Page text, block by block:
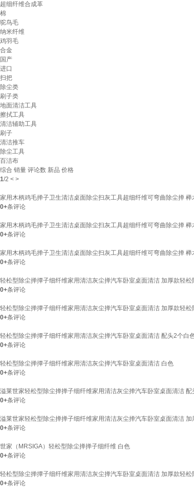
超细纤维合成革
棉
驼鸟毛
纳米纤维
鸡羽毛
合金
国产
进口
扫把
除尘类
刷子类
地面清洁工具
擦拭工具
清洁辅助工具
刷子
清洁推车
除尘工具
百洁布
综合 销量 评论数 新品 价格
1/2 < >
家用木柄鸡毛掸子卫生清洁桌面除尘扫灰工具超细纤维可弯曲除尘掸
0+条评论
家用木柄鸡毛掸子卫生清洁桌面除尘扫灰工具超细纤维可弯曲除尘掸
0+条评论
家用木柄鸡毛掸子卫生清洁桌面除尘扫灰工具超细纤维可弯曲除尘掸
0+条评论
轻松型除尘掸撢子细纤维家用清洁灰尘掸汽车卧室桌面清洁 加厚款轻
0+条评论
轻松型除尘掸撢子细纤维家用清洁灰尘掸汽车卧室桌面清洁 加厚款轻
0+条评论
轻松型除尘掸撢子细纤维家用清洁灰尘掸汽车卧室桌面清洁 配头2个白
0+条评论
轻松型除尘掸撢子细纤维家用清洁灰尘掸汽车卧室桌面清洁 白色
0+条评论
溢莱世家轻松型除尘掸掸子细纤维家用清洁灰尘掸汽车卧室桌面清洁 配
0+条评论
溢莱世家轻松型除尘掸掸子细纤维家用清洁灰尘掸汽车卧室桌面清洁 加
0+条评论
世家（MRSIGA）轻松型除尘掸掸子细纤维 白色
0+条评论
轻松型除尘掸撢子细纤维家用清洁灰尘掸汽车卧室桌面清洁 加厚款轻
0+条评论